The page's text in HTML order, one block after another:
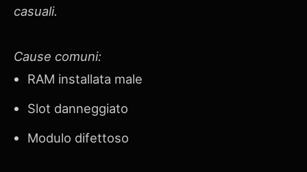
casuali.
Cause comuni:
RAM installata male
Slot danneggiato
Modulo difettoso